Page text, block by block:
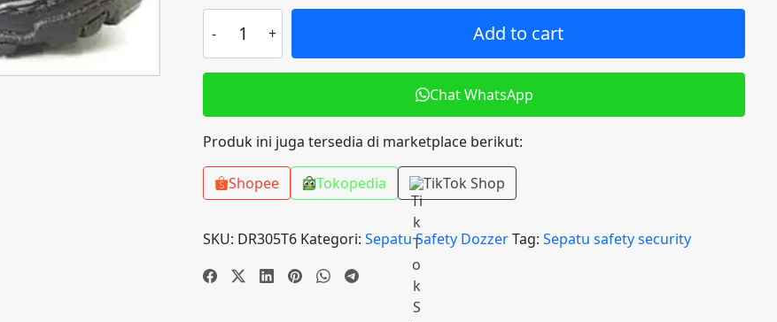
Sepatu
Safety
Add to cart
Chat WhatsApp
Produk ini juga tersedia di marketplace berikut:
Shopee Tokopedia TikTok Shop
SKU: DR305T6 Kategori: Sepatu Safety DozzerTag: Sepatu safety security